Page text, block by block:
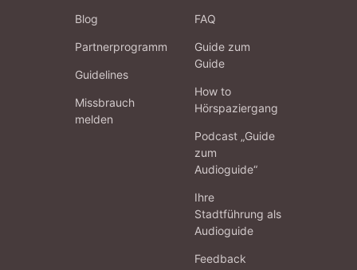
Blog
Partnerprogramm
Guidelines
Missbrauch
melden
FAQ
Guide zum
Guide
How to
Hörspaziergang
Podcast „Guide
zum
Audioguide“
Ihre
Stadtführung als
Audioguide
Feedback